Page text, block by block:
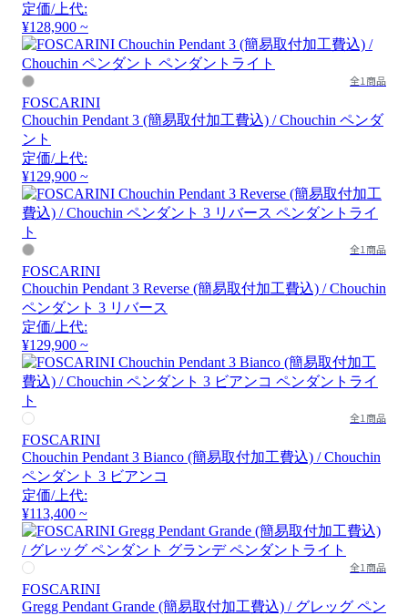
定価/上代:
¥128,900 ~
全1商品
FOSCARINI
Chouchin Pendant 3 (簡易取付加工費込) / Chouchin ペンダ
ント
定価/上代:
¥129,900 ~
全1商品
FOSCARINI
Chouchin Pendant 3 Reverse (簡易取付加工費込) / Chouchin
ペンダント 3 リバース
定価/上代:
¥129,900 ~
全1商品
FOSCARINI
Chouchin Pendant 3 Bianco (簡易取付加工費込) / Chouchin
ペンダント 3 ビアンコ
定価/上代:
¥113,400 ~
全1商品
FOSCARINI
Gregg Pendant Grande (簡易取付加工費込) / グレッグ ペン